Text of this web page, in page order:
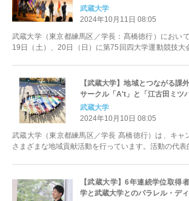
武蔵大学
2024年10月11日 08:05
武蔵大学（東京都練馬区／学長：髙橋徳行）におい
19日（土）、20日（日）に第75回四大学運動競技大
【武蔵大学】地域とつながる課
サークル「A't」と「江古田ミツ
武蔵大学
2024年10月10日 08:05
武蔵大学（東京都練馬区／学長 髙橋徳行）は、キャ
さまざまな地域貢献活動を行っています。活動の代表
【武蔵大学】6年連続学位取得
学と武蔵大学とのパラレル・デ